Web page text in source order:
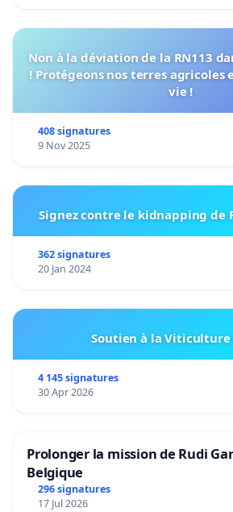
Non à la déviation de la RN113
! Protégeons nos terres agricoles
vie !
408 signatures
9 Nov 2025
Signez contre le kidnapping de
362 signatures
20 Jan 2024
Soutien à la Viticulture
4 145 signatures
30 Apr 2026
Prolonger la mission de Rudi
Belgique
296 signatures
17 Jul 2026